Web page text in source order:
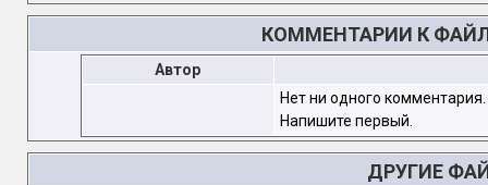
КОММЕНТАРИИ К ФАЙЛУ
Автор
Нет ни одного комментария.
Напишите первый.
ДРУГИЕ